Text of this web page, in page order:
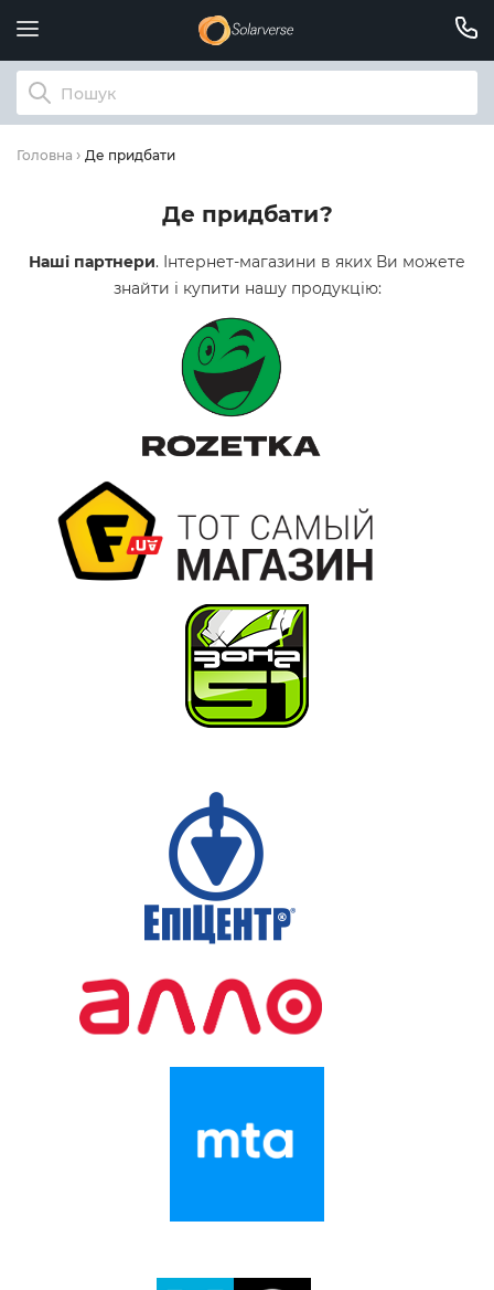
Головна Де придбати
Де придбати?
Наші партнери. Інтернет-магазини в яких Ви можете
знайти і купити нашу продукцію: